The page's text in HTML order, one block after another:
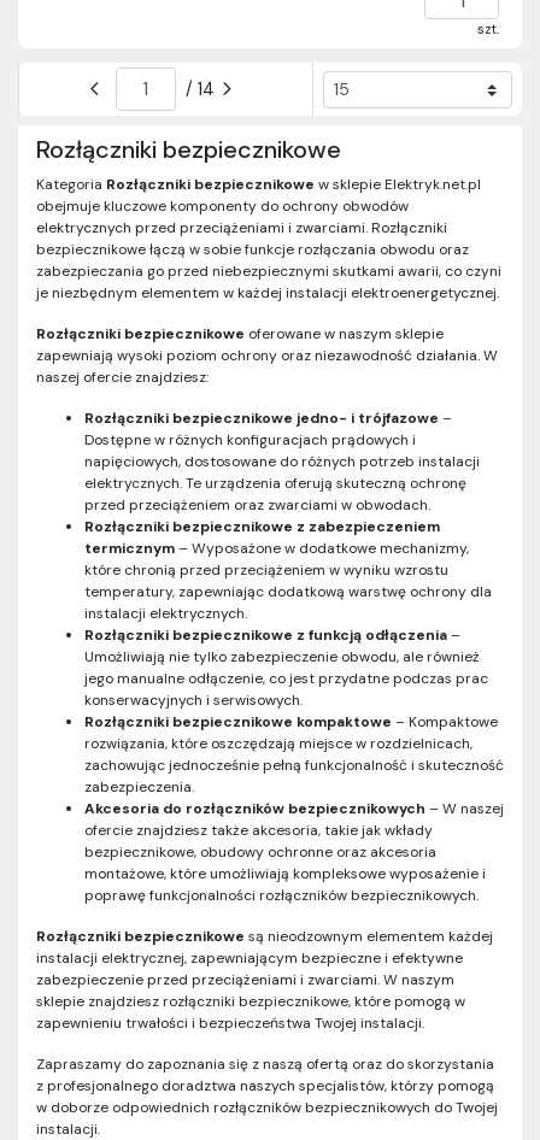
szt.
/ 14
Rozłączniki bezpiecznikowe
Kategoria Rozłączniki bezpiecznikowe w sklepie Elektryk.net.pl
obejmuje kluczowe komponenty do ochrony obwodów
elektrycznych przed przeciążeniami i zwarciami. Rozłączniki
bezpiecznikowe łączą w sobie funkcje rozłączania obwodu oraz
zabezpieczania go przed niebezpiecznymi skutkami awarii, co czyni
je niezbędnym elementem w każdej instalacji elektroenergetycznej.
Rozłączniki bezpiecznikowe oferowane w naszym sklepie
zapewniają wysoki poziom ochrony oraz niezawodność działania. W
naszej ofercie znajdziesz:
Rozłączniki bezpiecznikowe jedno- i trójfazowe –
Dostępne w różnych konfiguracjach prądowych i
napięciowych, dostosowane do różnych potrzeb instalacji
elektrycznych. Te urządzenia oferują skuteczną ochronę
przed przeciążeniem oraz zwarciami w obwodach.
Rozłączniki bezpiecznikowe z zabezpieczeniem
termicznym– Wyposażone w dodatkowe mechanizmy,
które chronią przed przeciążeniem w wyniku wzrostu
temperatury, zapewniając dodatkową warstwę ochrony dla
instalacji elektrycznych.
Rozłączniki bezpiecznikowe z funkcją odłączenia–
Umożliwiają nie tylko zabezpieczenie obwodu, ale również
jego manualne odłączenie, co jest przydatne podczas prac
konserwacyjnych i serwisowych.
Rozłączniki bezpiecznikowe kompaktowe – Kompaktowe
rozwiązania, które oszczędzają miejsce w rozdzielnicach,
zachowując jednocześnie pełną funkcjonalność i skuteczność
zabezpieczenia.
Akcesoria do rozłączników bezpiecznikowych – W naszej
ofercie znajdziesz także akcesoria, takie jak wkłady
bezpiecznikowe, obudowy ochronne oraz akcesoria
montażowe, które umożliwiają kompleksowe wyposażenie i
poprawę funkcjonalności rozłączników bezpiecznikowych.
Rozłączniki bezpiecznikowe są nieodzownym elementem każdej
instalacji elektrycznej, zapewniającym bezpieczne i efektywne
zabezpieczenie przed przeciążeniami i zwarciami. W naszym
sklepie znajdziesz rozłączniki bezpiecznikowe, które pomogą w
zapewnieniu trwałości i bezpieczeństwa Twojej instalacji.
Zapraszamy do zapoznania się z naszą ofertą oraz do skorzystania
z profesjonalnego doradztwa naszych specjalistów, którzy pomogą
w doborze odpowiednich rozłączników bezpiecznikowych do Twojej
instalacji.